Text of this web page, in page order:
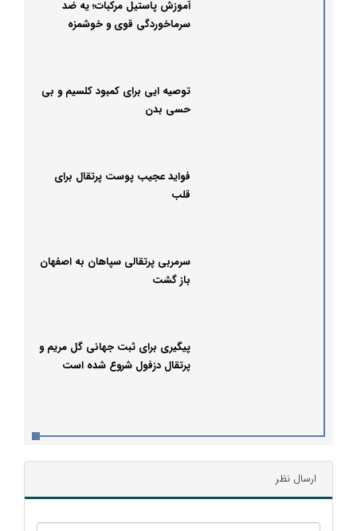
آموزش پاستیل مرکبات؛ یه ضد
سرماخوردگی قوی و خوشمزه
توصیه ایی برای کمبود کلسیم و بی
حسی بدن
فواید عجیب پوست پرتقال برای
قلب
سرمربی پرتقالی سپاهان به اصفهان
باز گشت
پیگیری برای ثبت جهانی گل مریم و
پرتقال دزفول شروع شده است
ارسال نظر